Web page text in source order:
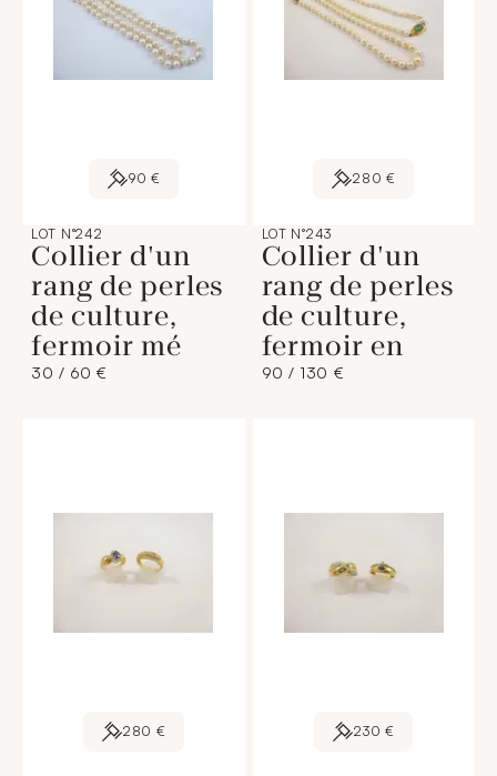
90 €
LOT N°242
Collier d'un
rang de perles
de culture,
fermoir mé
30 / 60 €
280 €
LOT N°243
Collier d'un
rang de perles
de culture,
fermoir en
90 / 130 €
280 € 230 €